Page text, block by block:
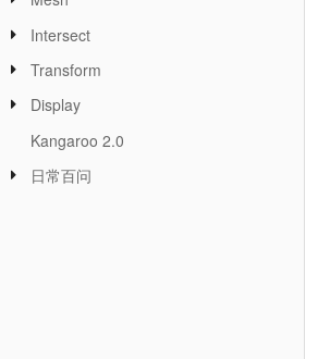
Intersect
Transform
Display
Kangaroo 2.0
日常百问